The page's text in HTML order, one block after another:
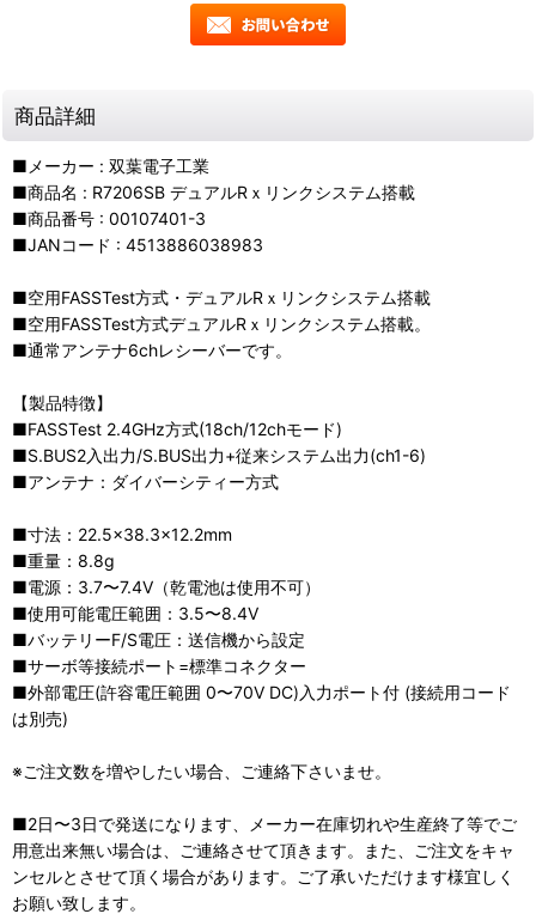
商品詳細
■メーカー : 双葉電子工業
■商品名 : R7206SB デュアルRｘリンクシステム搭載
■商品番号 : 00107401-3
■JANコード : 4513886038983
■空用FASSTest方式・デュアルRｘリンクシステム搭載
■空用FASSTest方式デュアルRｘリンクシステム搭載。
■通常アンテナ6chレシーバーです。
【製品特徴】
■FASSTest 2.4GHz方式(18ch/12chモード)
■S.BUS2入出力/S.BUS出力+従来システム出力(ch1-6)
■アンテナ：ダイバーシティー方式
■寸法：22.5×38.3×12.2mm
■重量：8.8g
■電源：3.7〜7.4V（乾電池は使用不可）
■使用可能電圧範囲：3.5〜8.4V
■バッテリーF/S電圧：送信機から設定
■サーボ等接続ポート=標準コネクター
■外部電圧(許容電圧範囲 0〜70V DC)入力ポート付 (接続用コード
は別売)
※ご注文数を増やしたい場合、ご連絡下さいませ。
■2日〜3日で発送になります、メーカー在庫切れや生産終了等でご
用意出来無い場合は、ご連絡させて頂きます。また、ご注文をキャ
ンセルとさせて頂く場合があります。ご了承いただけます様宜しく
お願い致します。